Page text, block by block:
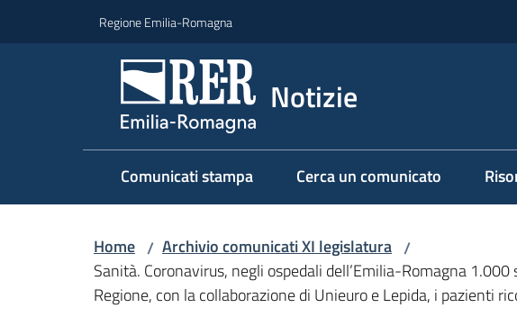
Regione Emilia-Romagna
Notizie
Comunicati stampa Cerca un comunicato
Home / Archivio comunicati XI legislatura /
Sanità. Coronavirus, negli ospedali dell’Emilia-Romagna
Regione, con la collaborazione di Unieuro e Lepida, i pazienti